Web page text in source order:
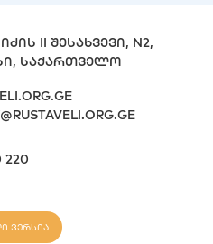
II ᲨᲔᲡᲐᲮᲕᲔᲕᲘ, N2,
ᲡᲐᲥᲐᲠᲗᲕᲔᲚᲝ
220
ვერსია